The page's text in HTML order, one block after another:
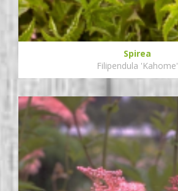
Spirea
Filipendula 'Kahome'